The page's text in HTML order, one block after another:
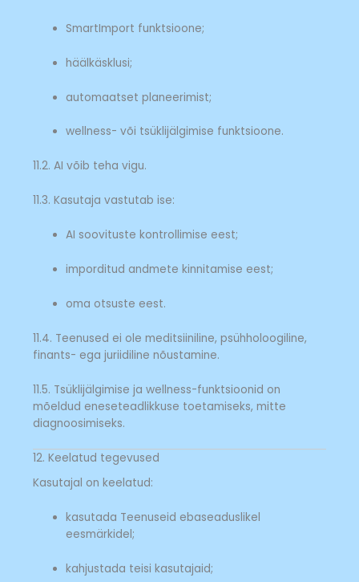
SmartImport funktsioone;
häälkäsklusi;
automaatset planeerimist;
wellness- või tsüklijälgimise funktsioone.
11.2. AI võib teha vigu.
11.3. Kasutaja vastutab ise:
AI soovituste kontrollimise eest;
imporditud andmete kinnitamise eest;
oma otsuste eest.
11.4. Teenused ei ole meditsiiniline, psühholoogiline,
finants- ega juriidiline nõustamine.
11.5. Tsüklijälgimise ja wellness-funktsioonid on
mõeldud eneseteadlikkuse toetamiseks, mitte
diagnoosimiseks.
12. Keelatud tegevused
Kasutajal on keelatud:
kasutada Teenuseid ebaseaduslikel
eesmärkidel;
kahjustada teisi kasutajaid;